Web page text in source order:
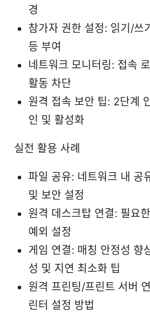
경
참가자 권한 설정: 읽기/쓰
등 부여
네트워크 모니터링: 접속
활동 차단
원격 접속 보안 팁: 2단계
인 및 활성화
실전 활용 사례
파일 공유: 네트워크 내 공
및 보안 설정
원격 데스크탑 연결: 필요
예외 설정
게임 연결: 매칭 안정성 향
성 및 지연 최소화 팁
원격 프린팅/프린트 서버
린터 설정 방법